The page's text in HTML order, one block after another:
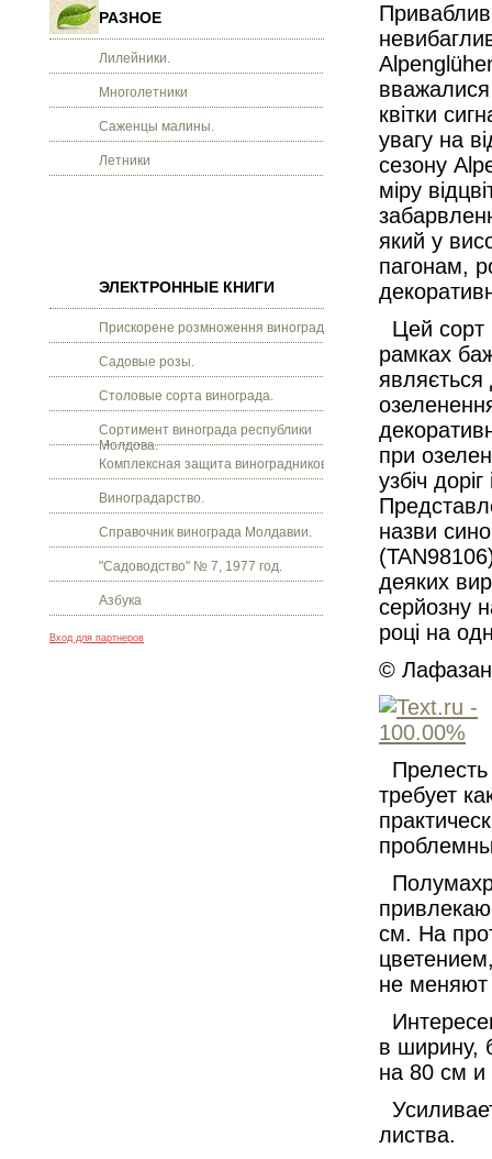
РАЗНОЕ
Лилейники.
Многолетники
Саженцы малины.
Летники
ЭЛЕКТРОННЫЕ КНИГИ
Прискорене розмноження винограду.
Садовые розы.
Столовые сорта винограда.
Сортимент винограда республики
Молдова.
Комплексная защита виноградников.
Виноградарство.
Справочник винограда Молдавии.
"Садоводство" № 7, 1977 год.
Азбука
Вход для партнеров
квітки
увагу на
сезону
міру
який у
пагонам,
Цей сорт
рамках
при
узбіч
назви
деяких
серйозну
році на
©
требует
см. На
не меняют
в ширину,
на 80 см и
листва.